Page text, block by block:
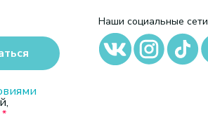
Наши социальные сети